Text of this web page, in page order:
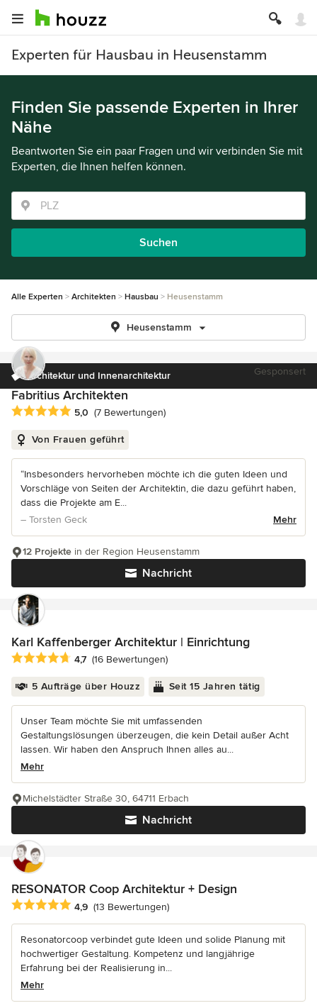
Experten für Hausbau in Heusenstamm
Finden Sie passende Experten in Ihrer
Nähe
Beantworten Sie ein paar Fragen und wir verbinden Sie mit
Experten, die Ihnen helfen können.
Suchen
Alle Experten Architekten Hausbau Heusenstamm
Heusenstamm
Architektur und Innenarchitektur Gesponsert
Fabritius Architekten
Durchschnittliche Bewertung: 5 von 5 Sternen
5,0 (7 Bewertungen)
Von Frauen geführt
“Insbesonders hervorheben möchte ich die guten Ideen und
Vorschläge von Seiten der Architektin, die dazu geführt haben,
dass die Projekte am E...
– Torsten Geck
Mehr
Nachricht
12 Projekte in der Region Heusenstamm
Karl Kaffenberger Architektur | Einrichtung
Durchschnittliche Bewertung: 4.7 von 5 Sternen
4,7 (16 Bewertungen)
5 Aufträge über Houzz Seit 15 Jahren tätig
Unser Team möchte Sie mit umfassenden
Gestaltungslösungen überzeugen, die kein Detail außer Acht
lassen. Wir haben den Anspruch Ihnen alles au...
Mehr
Nachricht
Michelstädter Straße 30, 64711 Erbach
RESONATOR Coop Architektur + Design
Durchschnittliche Bewertung: 4.9 von 5 Sternen
4,9 (13 Bewertungen)
Resonatorcoop verbindet gute Ideen und solide Planung mit
hochwertiger Gestaltung. Kompetenz und langjährige
Erfahrung bei der Realisierung in...
Mehr